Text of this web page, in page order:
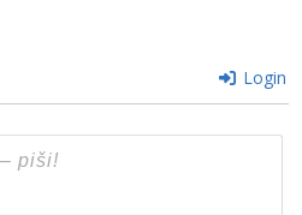
Login